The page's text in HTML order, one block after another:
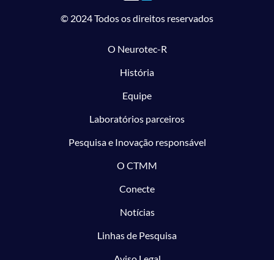
© 2024 Todos os direitos reservados
O Neurotec-R
História
Equipe
Laboratórios parceiros
Pesquisa e Inovação responsável
O CTMM
Conecte
Notícias
Linhas de Pesquisa